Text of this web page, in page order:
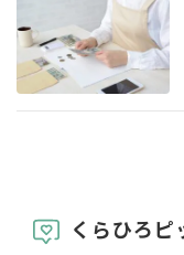
くらひろピ